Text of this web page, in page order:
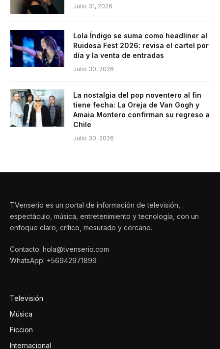
Julio 31, 2026
Lola Índigo se suma como headliner al
Ruidosa Fest 2026: revisa el cartel por
día y la venta de entradas
Julio 30, 2026
La nostalgia del pop noventero al fin
tiene fecha: La Oreja de Van Gogh y
Amaia Montero confirman su regreso a
Chile
Julio 30, 2026
TVenserio es un portal de información de televisión,
espectáculo, música, entretenimiento y tecnología, con un
enfoque claro, crítico, mesurado y cercano.
Contacto: hola@tvenserio.com
WhatsApp: +56942971899
Televisión
Música
Ficcion
Internacional